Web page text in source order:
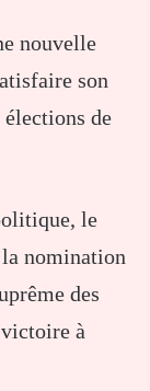
nouvelle
son
de
le
la nomination
des
à